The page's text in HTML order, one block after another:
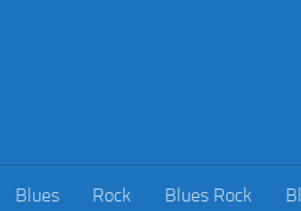
Blues Rock Blues Rock